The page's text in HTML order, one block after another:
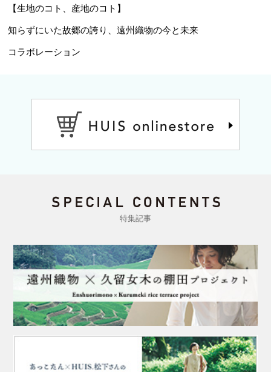
【生地のコト、産地のコト】
知らずにいた故郷の誇り、遠州織物の今と未来
コラボレーション
特集記事